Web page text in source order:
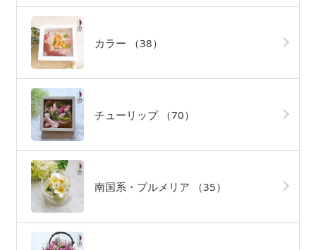
カラー （38）
チューリップ （70）
南国系・プルメリア （35）